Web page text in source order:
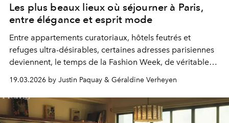
Les plus beaux lieux où séjourner à Paris,
entre élégance et esprit mode
Entre appartements curatoriaux, hôtels feutrés et
refuges ultra-désirables, certaines adresses parisiennes
deviennent, le temps de la Fashion Week, de véritables
y a posé ses valises et ses looks. Voici les lieux où
séjourner pour vivre Paris avec style, entre effervescence
mode et parenthèses choisies.
19.03.2026 by Justin Paquay & Géraldine Verheyen